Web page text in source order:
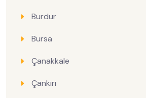
Burdur
Bursa
Çanakkale
Çankırı